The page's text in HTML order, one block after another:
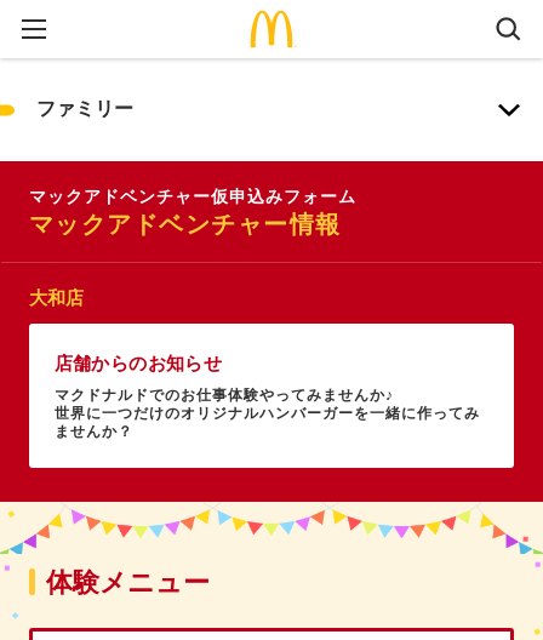
ファミリー
マックアドベンチャー仮申込みフォーム
マックアドベンチャー情報
大和店
店舗からのお知らせ
マクドナルドでのお仕事体験やってみませんか♪
世界に一つだけのオリジナルハンバーガーを一緒に作ってみ
ませんか？
体験メニュー